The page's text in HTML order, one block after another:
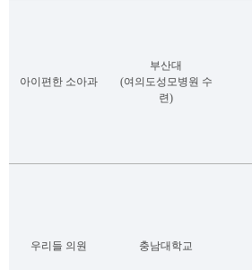
아이편한 소아과
부산대
(여의도성모병원 수
련)
우리들 의원 충남대학교